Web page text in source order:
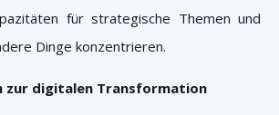
für strategische Themen und
Dinge konzentrieren.
zur digitalen Transformation